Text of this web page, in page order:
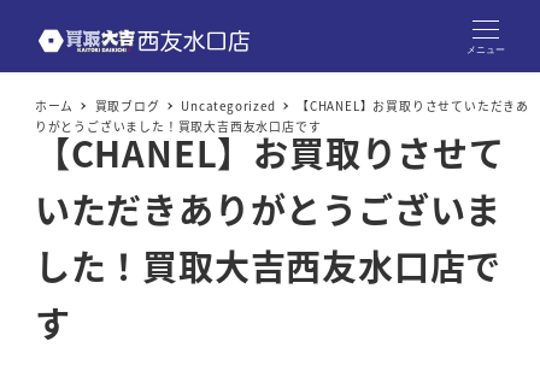
メニュー
ホーム 買取ブログ Uncategorized
【CHANEL】お買取りさせていただきあ
りがとうございました！買取大吉西友水口店です
【CHANEL】お買取りさせて
いただきありがとうございま
した！買取大吉西友水口店で
す